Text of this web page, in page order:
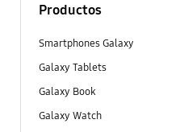
Productos
Smartphones Galaxy
Galaxy Tablets
Galaxy Book
Galaxy Watch